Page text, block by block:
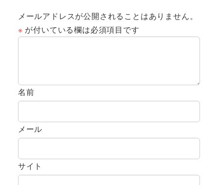
メールアドレスが公開されることはありません。
※ が付いている欄は必須項目です
名前
メール
サイト